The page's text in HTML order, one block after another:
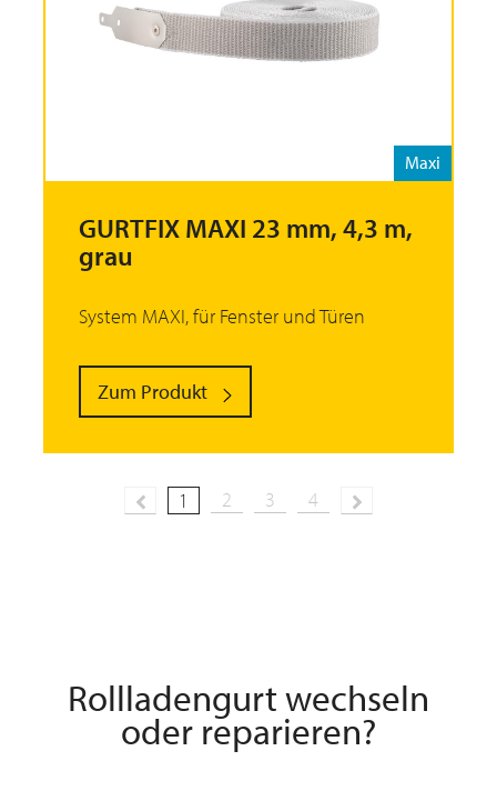
Maxi
GURTFIX MAXI 23 mm, 4,3 m,
grau
System MAXI, für Fenster und Türen
Zum Produkt
Previous
1 2 3 4
Rollladengurt wechseln
oder reparieren?